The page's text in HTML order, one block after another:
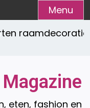
Menu
eten, fashion en